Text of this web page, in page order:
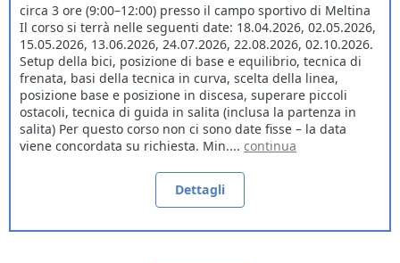
circa 3 ore (9:00–12:00) presso il campo sportivo di Meltina
Il corso si terrà nelle seguenti date: 18.04.2026, 02.05.2026,
15.05.2026, 13.06.2026, 24.07.2026, 22.08.2026, 02.10.2026.
Setup della bici, posizione di base e equilibrio, tecnica di
frenata, basi della tecnica in curva, scelta della linea,
posizione base e posizione in discesa, superare piccoli
ostacoli, tecnica di guida in salita (inclusa la partenza in
salita) Per questo corso non ci sono date fisse – la data
viene concordata su richiesta. Min.... continua
Dettagli